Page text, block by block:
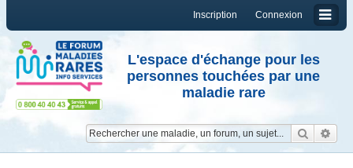
Connexion
Inscription
L'espace d'échange pour les
personnes touchées par une
maladie rare